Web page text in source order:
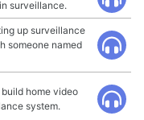
surveillance.
up surveillance
someone named
home video
system.